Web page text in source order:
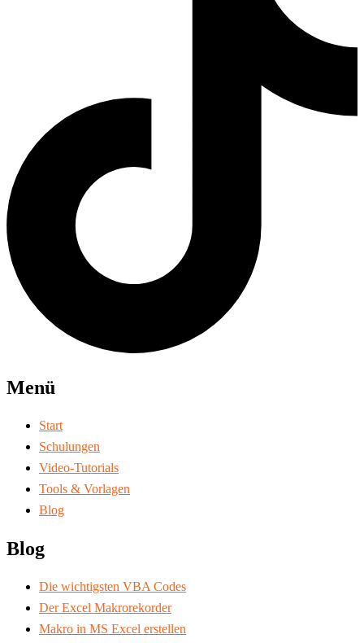
Menü
Start
Schulungen
Video-Tutorials
Tools & Vorlagen
Blog
Blog
Die wichtigsten VBA Codes
Der Excel Makrorekorder
Makro in MS Excel erstellen